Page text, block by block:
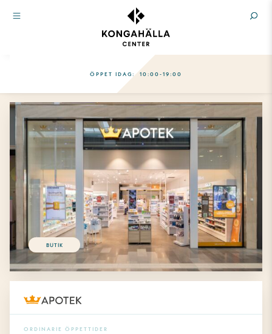
ÖPPET IDAG: 10:00-19:00
BUTIK
ORDINARIE ÖPPETTIDER